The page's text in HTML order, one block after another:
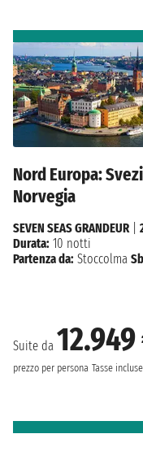
Nord Europa:
Norvegia
Suite da
prezzo per persona Tasse incluse
SEVEN SEAS GRANDEUR|
Durata: 10 notti
Partenza da: Stoccolma